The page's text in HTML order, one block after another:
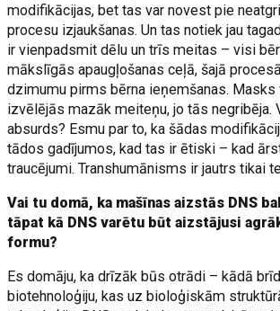
modifikācijas, bet tas var novest pie
procesu izjaukšanas. Un tas notiek jau
ir vienpadsmit dēlu un trīs meitas – visi
mākslīgās apaugļošanas ceļā, šajā
dzimumu pirms bērna ieņemšanas. Masks
izvēlējās mazāk meiteņu, jo tās negribēja.
absurds? Esmu par to, ka šādas
tādos gadījumos, kad tas ir ētiski – kad
traucējumi. Transhumānisms ir jautrs tikai
Vai tu domā, ka mašīnas aizstās DNS
tāpat kā DNS varētu būt aizstājusi
formu?
Es domāju, ka drīzāk būs otrādi – kādā
biotehnoloģiju, kas uz bioloģiskām